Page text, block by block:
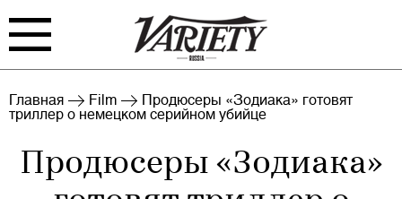
FILM TV
RANKING INDUSTRY
Главная Film
Продюсеры «Зодиака» готовят
триллер о немецком серийном убийце
Продюсеры «Зодиака»